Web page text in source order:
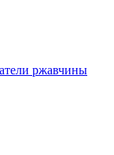
ржавчины